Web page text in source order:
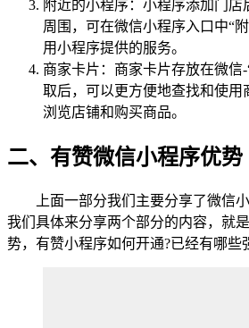
附近的小程序：小程序添加门
周围，可在微信小程序入口中“
用小程序提供的服务。
商家卡片：商家卡片存放在微信-
取后，可以更方便地查找和使用
浏览店铺和购买商品。
二、有赞微信小程序优势
上面一部分我们主要分享了微信小
我们具体来分享两个部分的内容，就
势，有赞小程序如何开通?已经有哪些